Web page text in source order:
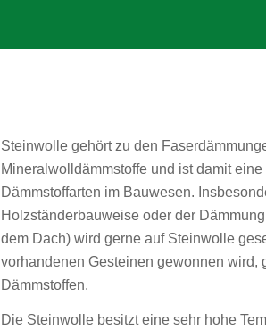
Steinwolle gehört zu den
Mineralwolldämmstoffe und ist damit
Dämmstoffarten im Bauwesen.
Holzständerbauweise oder der
dem Dach) wird gerne auf Steinwolle
vorhandenen Gesteinen gewonnen wird,
Dämmstoffen.
Die Steinwolle besitzt eine sehr hohe